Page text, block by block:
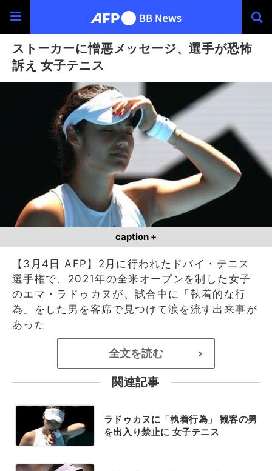
ストーカーに憎悪メッセージ、選手が恐怖
訴え 女子テニス
caption +
【3月4日 AFP】2月に行われたドバイ・テニス
選手権で、2021年の全米オープンを制した女子
のエマ・ラドゥカヌが、試合中に「執着的な行
為」をした男を客席で見つけて涙を流す出来事が
あった
全文を読む >
関連記事
ラドゥカヌに「執着行為」 観客の男
を出入り禁止に 女子テニス